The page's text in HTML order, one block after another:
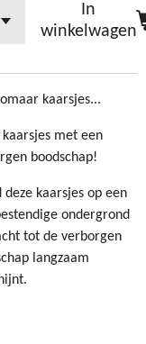
In
winkelwagen
kaarsjes...
met een
boodschap!
deze kaarsjes op een
ondergrond
tot de verborgen
langzaam